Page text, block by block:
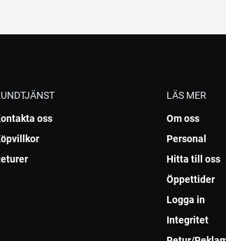
oss
LÄS MER
Om oss
Personal
Hitta till oss
Öppettider
Logga in
Integritet